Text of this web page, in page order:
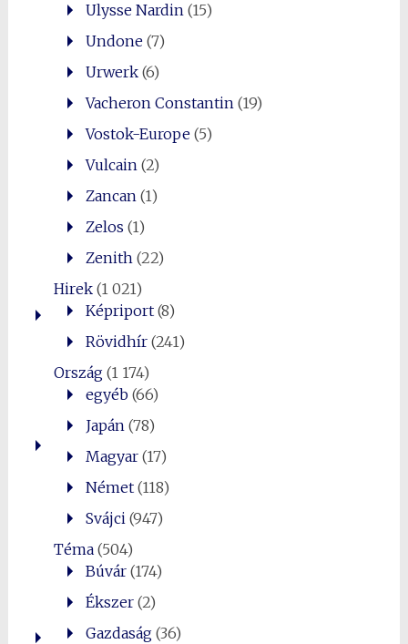
Ulysse Nardin(15)
Undone(7)
Urwerk(6)
Vacheron Constantin(19)
Vostok-Europe(5)
Vulcain(2)
Zancan(1)
Zelos (1)
Zenith(22)
Hirek(1 021)
Képriport(8)
Rövidhír(241)
Ország(1 174)
egyéb(66)
Japán(78)
Magyar(17)
Német(118)
Svájci(947)
Téma(504)
Búvár(174)
Ékszer(2)
Gazdaság(36)